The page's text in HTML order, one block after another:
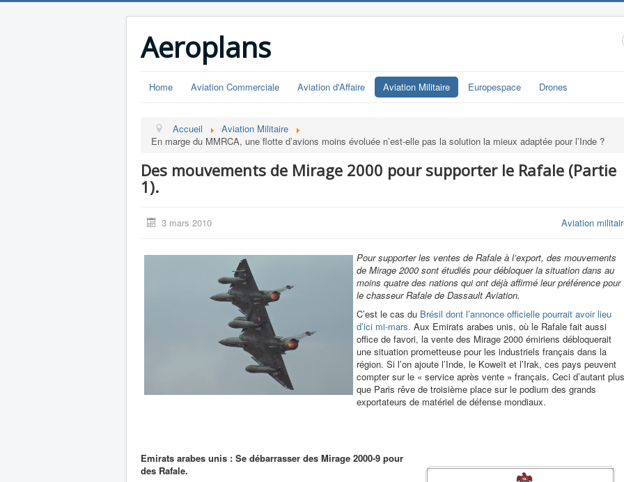
Aeroplans
Home Aviation Commerciale Aviation d'Affaire Aviation Militaire Europespace Drones
Accueil
Aviation Militaire
En marge du MMRCA, une flotte d’avions moins évoluée n’est-elle pas la solution la mieux adaptée pour l’Inde ?
Des mouvements de Mirage 2000 pour supporter le Rafale (Partie
1).
3 mars 2010 Aviation
Pour supporter les ventes de Rafale à l’export, des mouvements
de Mirage 2000 sont étudiés pour débloquer la situation dans au
moins quatre des nations qui ont déjà affirmé leur préférence pour
le chasseur Rafale de Dassault Aviation.
C’est le cas du Brésil dont l’annonce officielle pourrait avoir lieu
d’ici mi-mars. Aux Emirats arabes unis, où le Rafale fait aussi
office de favori, la vente des Mirage 2000 émiriens débloquerait
une situation prometteuse pour les industriels français dans la
région. Si l’on ajoute l’Inde, le Koweït et l’Irak, ces pays peuvent
compter sur le « service après vente » français. Ceci d’autant plus
que Paris rêve de troisième place sur le podium des grands
exportateurs de matériel de défense mondiaux.
Emirats arabes unis : Se débarrasser des Mirage 2000-9 pour
des Rafale.